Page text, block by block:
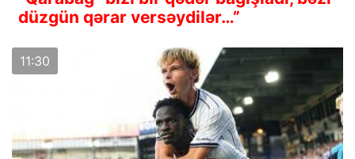
düzgün qərar versəydilər…”
11:30